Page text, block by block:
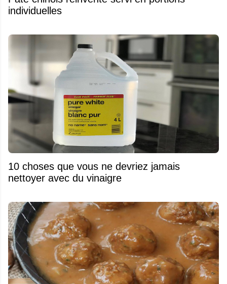
individuelles
10 choses que vous ne devriez jamais
nettoyer avec du vinaigre